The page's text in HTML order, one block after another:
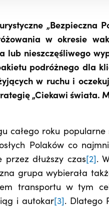
„Bezpieczna
w okresie
lub nieszczęśliwego
podróżnego dla
w ruchu i
„Ciekawi świata.
całego roku popularne
Polaków co
dłuższy czas [2] .
grupa wybierała
transportu w tym
i autokar [3] . Dlatego